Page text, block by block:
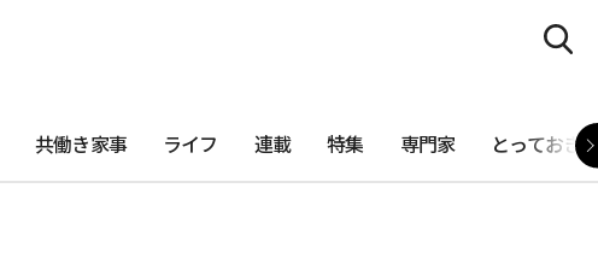
共働き家事 ライフ 連載 特集 専門家 とっておき